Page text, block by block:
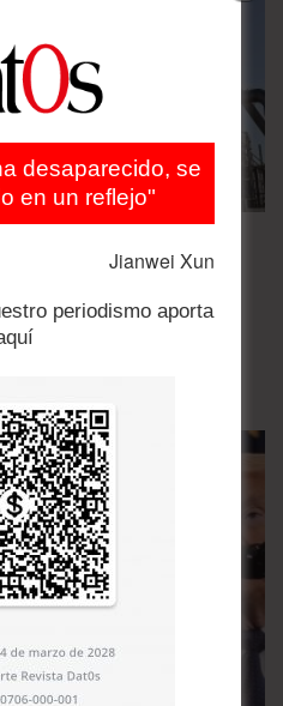
petróleo de
25% y
cinco meses
desaparecido, se
en un reflejo"
Jianwei Xun
periodismo aporta